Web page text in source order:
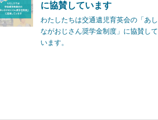
に協賛しています
わたしたちは交通遺児育英会の「あし
ながおじさん奨学金制度」に協賛して
います。